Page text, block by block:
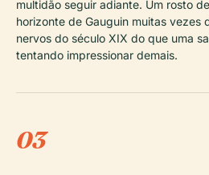
multidão seguir adiante. Um rosto
horizonte de Gauguin muitas vezes
nervos do século XIX do que uma
tentando impressionar demais.
03